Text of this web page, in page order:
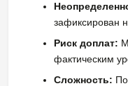
зафиксирован
Риск доплат:
фактическим
Сложность: